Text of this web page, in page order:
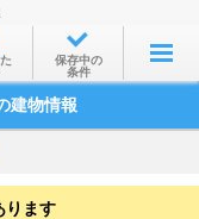
から
保存中の
条件
建物情報
ります